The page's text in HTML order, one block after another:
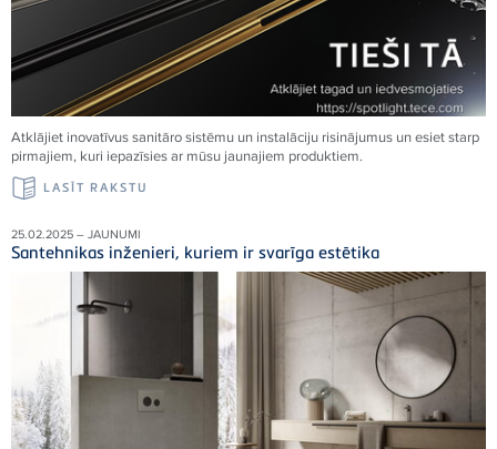
Atklājiet inovatīvus sanitāro sistēmu un instalāciju risinājumus un esiet starp
pirmajiem, kuri iepazīsies ar mūsu jaunajiem produktiem.
LASĪT RAKSTU
25.02.2025 – JAUNUMI
Santehnikas inženieri, kuriem ir svarīga estētika